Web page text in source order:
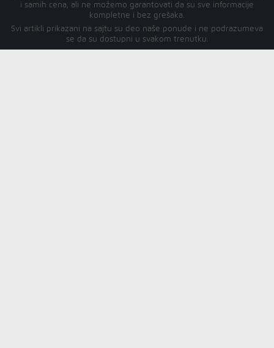
i samih cena, ali ne možemo garantovati da su sve informacije
kompletne i bez grešaka.
Svi artikli prikazani na sajtu su deo naše ponude i ne podrazumeva
se da su dostupni u svakom trenutku.